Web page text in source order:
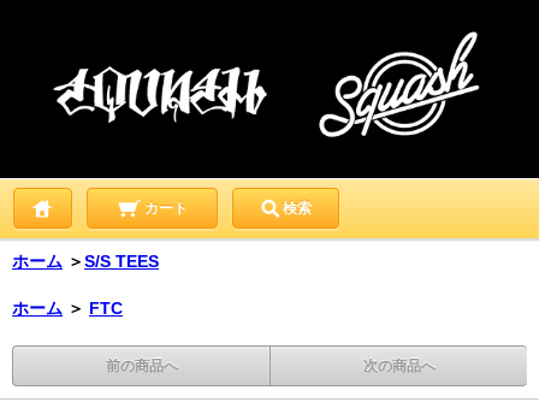
カート 検索
ホーム ＞S/S TEES
ホーム ＞ FTC
前の商品へ 次の商品へ